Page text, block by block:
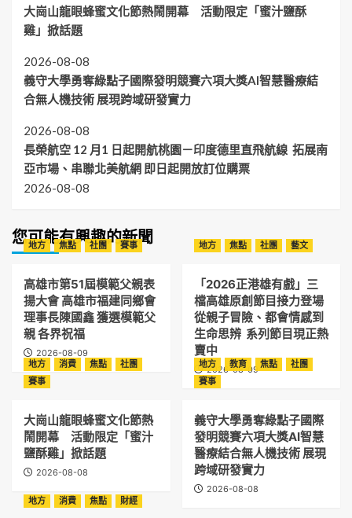
大崗山龍眼蜂蜜文化節熱鬧開幕 活動限定「蜜汁鹽酥
雞」掀話題
2026-08-08
義守大學勇奪綠點子國際發明競賽六項大獎AI智慧醫療結
合無人機技術 展現跨域研發實力
2026-08-08
長榮航空 12 月1 日起開航桃園－印度德里直飛航線 拓展南
亞市場、串聯北美航網 即日起開放訂位購票
2026-08-08
您可能有興趣的新聞
地方 焦點 社團 賽事
高雄市第51屆模範父親表
揚大會 高雄市福建同鄉會
理事長陳國鑫 獲選模範父
親 各界祝福
2026-08-09
地方 焦點 社團 藝文
「2026正港雄有戲」三
檔高雄原創節目接力登場
從親子冒險、都會情感到
生命思辨 系列節目現正熱
賣中
2026-08-09
地方 消費 焦點
社團
賽事
大崗山龍眼蜂蜜文化節熱
鬧開幕 活動限定「蜜汁
鹽酥雞」掀話題
2026-08-08
地方 教育 焦點
社團
賽事
義守大學勇奪綠點子國際
發明競賽六項大獎AI智慧
醫療結合無人機技術 展現
跨域研發實力
2026-08-08
地方
消費 焦點 財經